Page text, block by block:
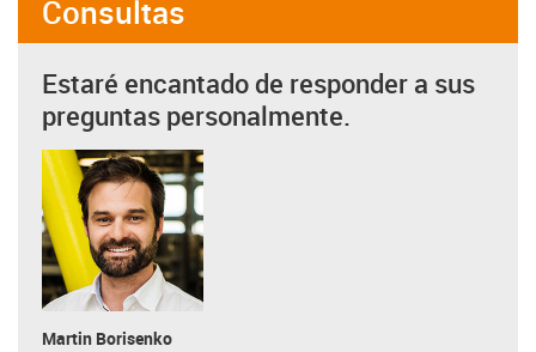
Consultas
Estaré encantado de responder a sus
preguntas personalmente.
Martin Borisenko